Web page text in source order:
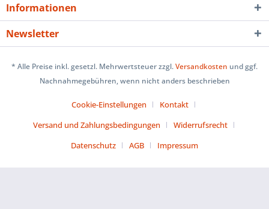
Informationen
Newsletter
* Alle Preise inkl. gesetzl. Mehrwertsteuer zzgl.Versandkosten und ggf.
Nachnahmegebühren, wenn nicht anders beschrieben
Cookie-Einstellungen
Kontakt
Versand und Zahlungsbedingungen
Widerrufsrecht
Datenschutz
AGB Impressum